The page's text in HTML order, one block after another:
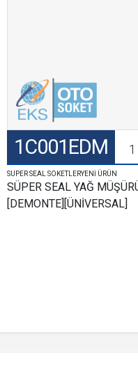
1C001EDM 1
SUPER SEAL SOKETLERYENİ ÜRÜN
SÜPER SEAL YAĞ
[DEMONTE][ÜNİVERSAL]